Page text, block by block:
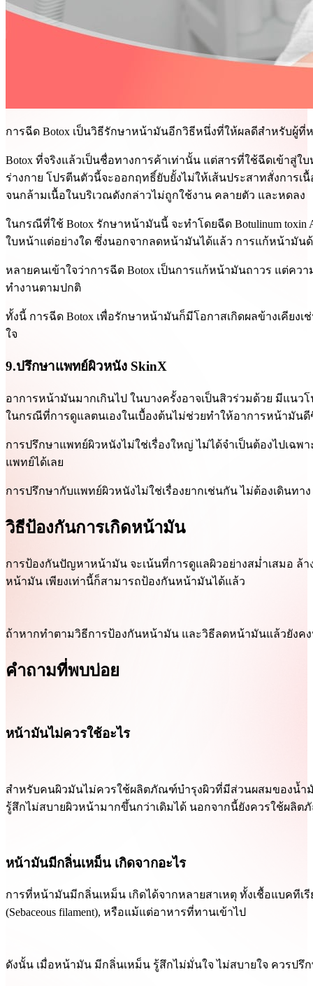
การฉีด Botox เป็นวิธีรักษาหน้ามันอีกวิธีหนึ่งที่ให้ผลดีสำหรับผู้
Botox ที่จริงแล้วเป็นชื่อทางการค้าเท่านั้น แต่สารที่ใช้ฉีดเข้าสู่ใ
ร่างกาย โปรตีนตัวนี้จะออกฤทธิ์ยับยั้งไม่ให้เส้นประสาทสั่งการเ
จนกล้ามเนื้อในบริเวณดังกล่าวไม่ถูกใช้งาน คลายตัว และหดลง
ในกรณีที่ใช้ Botox รักษาหน้ามันนี้ จะทำโดยฉีด Botulinum
ใบหน้าแต่อย่างใด ซึ่งนอกจากลดหน้ามันได้แล้ว การแก้หน้ามันด้
หลายคนเข้าใจว่าการฉีด Botox เป็นการแก้หน้ามันถาวร แต่คว
ทำงานตามปกติ
ทั้งนี้ การฉีด Botox เพื่อรักษาหน้ามันก็มีโอกาสเกิดผลข้างเคีย
ใจ
9.ปรึกษาแพทย์ผิวหนัง SkinX
อาการหน้ามันมากเกินไป ในบางครั้งอาจเป็นสิวร่วมด้วย มีแนว
ในกรณีที่การดูแลตนเองในเบื้องต้นไม่ช่วยทำให้อาการหน้ามัน
การปรึกษาแพทย์ผิวหนังไม่ใช่เรื่องใหญ่ ไม่ได้จำเป็นต้องไปเฉ
แพทย์ได้เลย
การปรึกษากับแพทย์ผิวหนังไม่ใช่เรื่องยากเช่นกัน ไม่ต้องเดินท
วิธีป้องกันการเกิดหน้ามัน
การป้องกันปัญหาหน้ามัน จะเน้นที่การดูแลผิวอย่างสม่ำเสมอ ล้
หน้ามัน เพียงเท่านี้ก็สามารถป้องกันหน้ามันได้แล้ว
ถ้าหากทำตามวิธีการป้องกันหน้ามัน และวิธีลดหน้ามันแล้วยัง
คำถามที่พบบ่อย
หน้ามันไม่ควรใช้อะไร
สำหรับคนผิวมันไม่ควรใช้ผลิตภัณฑ์บำรุงผิวที่มีส่วนผสมของน้ำ
รู้สึกไม่สบายผิวหน้ามากขึ้นกว่าเดิมได้ นอกจากนี้ยังควรใช้ผลิต
หน้ามันมีกลิ่นเหม็น เกิดจากอะไร
การที่หน้ามันมีกลิ่นเหม็น เกิดได้จากหลายสาเหตุ ทั้งเชื้อแบคที
(Sebaceous filament), หรือแม้แต่อาหารที่ทานเข้าไป
ดังนั้น เมื่อหน้ามัน มีกลิ่นเหม็น รู้สึกไม่มั่นใจ ไม่สบายใจ ควรปรึ